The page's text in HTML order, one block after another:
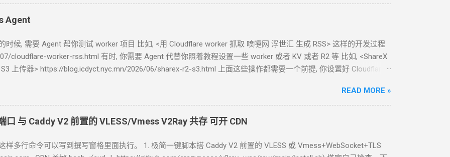
在你自己的 .env 文件中保存好 新建一个 cloudflare worker , 测试能否获取 这个页面的内容
responsive-new.asp?subjectid=184&name=xilei Agent
中读取结果. 全文 HTML + 短 description (500 字) 条数降到 10 篇全文 ======== 完 Github
worker
Agent
时候, 需要 Agent 帮你测试 worker 项目 比如, <用 Cloudflare worker 抓取 喷嚏网 浮世汇 生成 RSS> 这样的开发过程
cloudflare-worker-rss.html 有时, 你需要 Agent 代替你照着教程设置一些 worker 或者 KV 或者 R2 等 比如, <ShareX
S3
上传器> https://blog.icdyct.nyc.mn/2026/06/sharex-r2-s3.html 上面这些操作都需要一个前提, 你设置好 Cloudflare
运行在你自己的电脑上. 你可以打开
账户. 然后跟你的 Agent 说, 浏览器当前页面已经登录 cloudlfare 账户, 请你继续操作, 完成新建 Account.API Tokens,
然后你可以把这个 token 另外保存好. 也可以告诉 Agent 保存到 TA 自己的.env
, 完成新建 Account.API Tokens, User.API Tokens 权限的 API token 然后你可以把这个 token 另外保存好. 也可以告
READ MORE »
口 与 Caddy V2 前置的VLESS/Vmess V2Ray共存 可开 CDN
样多行命令可以写到撰写窗格里面执行。 1. 极简一键脚本搭 Caddy V2 前置的 VLESS 或 Vmess+WebSocket+TLS